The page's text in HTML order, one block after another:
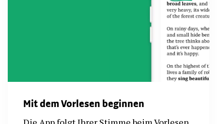
Mit dem Vorlesen beginnen